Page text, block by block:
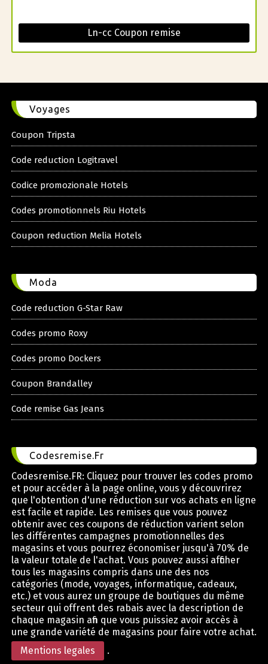
Ln-cc Coupon remise
Voyages
Coupon Tripsta
Code reduction Logitravel
Codice promozionale Hotels
Codes promotionnels Riu Hotels
Coupon reduction Melia Hotels
Moda
Code reduction G-Star Raw
Codes promo Roxy
Codes promo Dockers
Coupon Brandalley
Code remise Gas Jeans
Codesremise.Fr
Codesremise.FR: Cliquez pour trouver les codes promo
et pour accéder à la page online, vous y découvrirez
que l'obtention d'une réduction sur vos achats en ligne
est facile et rapide. Les remises que vous pouvez
obtenir avec ces coupons de réduction varient selon
les différentes campagnes promotionnelles des
magasins et vous pourrez économiser jusqu'à 70% de
la valeur totale de l'achat. Vous pouvez aussi afficher
tous les magasins compris dans une des nos
catégories (mode, voyages, informatique, cadeaux,
etc.) et vous aurez un groupe de boutiques du même
secteur qui offrent des rabais avec la description de
chaque magasin afin que vous puissiez avoir accès à
une grande variété de magasins pour faire votre achat.
Mentions legales
.